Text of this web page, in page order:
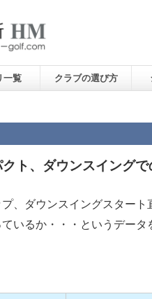
一覧 クラブの選び方
ト、ダウンスイング
、ダウンスイングスター
いるか・・・というデータ